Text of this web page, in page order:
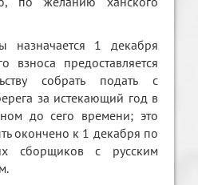
назначается 1 декабря
взноса предоставляется
собрать подать с
за истекающий год в
до сего времени; это
окончено к 1 декабря по
сборщиков с русским